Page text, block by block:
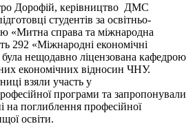
Дорофій, керівництво ДМС
студентів за освітньо-
«Митна справа та міжнародна
292 «Міжнародні економічні
нещодавно ліцензована кафедрою
економічних відносин ЧНУ.
взяли участь у
програми та запропонували
на поглиблення професійної
освіти.